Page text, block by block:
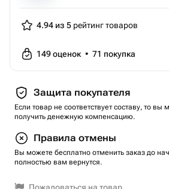
4.94 из 5 рейтинг товаров
149оценок • 71 покупка
Защита покупателя
Если товар не соответствует составу, то вы
получить денежную компенсацию.
Правила отмены
Вы можете бесплатно отменить заказ до
полностью вам вернутся.